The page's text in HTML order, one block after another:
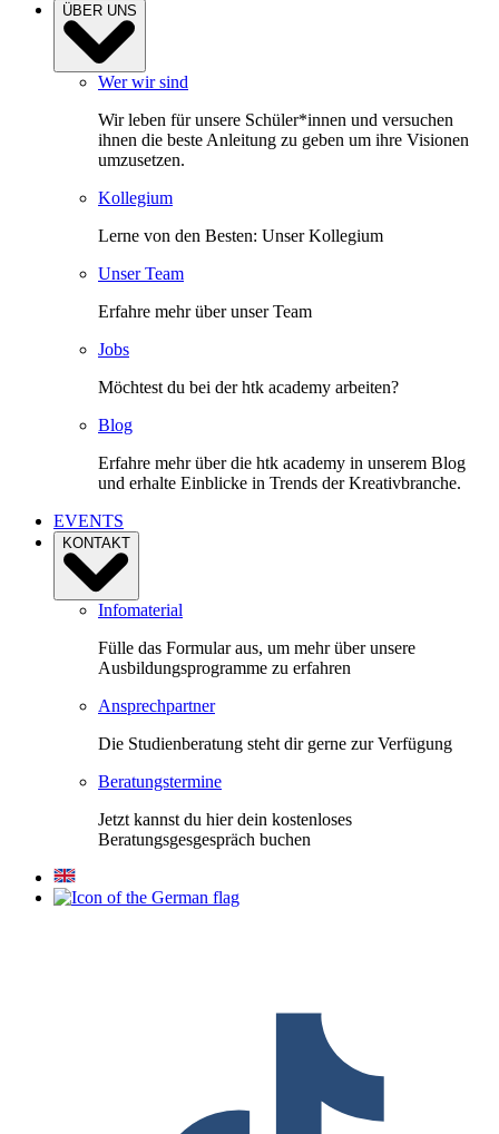
ÜBER UNS
Wer wir sind
Wir leben für unsere Schüler*innen und versuchen
ihnen die beste Anleitung zu geben um ihre Visionen
umzusetzen.
Kollegium
Lerne von den Besten: Unser Kollegium
Unser Team
Erfahre mehr über unser Team
Jobs
Möchtest du bei der htk academy arbeiten?
Blog
Erfahre mehr über die htk academy in unserem Blog
und erhalte Einblicke in Trends der Kreativbranche.
EVENTS
KONTAKT
Infomaterial
Fülle das Formular aus, um mehr über unsere
Ausbildungsprogramme zu erfahren
Ansprechpartner
Die Studienberatung steht dir gerne zur Verfügung
Beratungstermine
Jetzt kannst du hier dein kostenloses
Beratungsgesgespräch buchen